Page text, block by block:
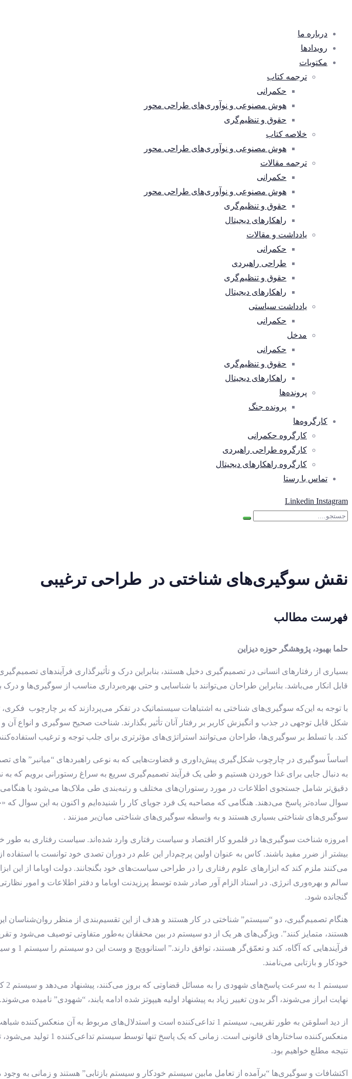
درباره ما
رویدادها
مکتوبات
ترجمه کتاب
حکمرانی
هوش مصنوعی و نوآوری‌های طراحی محور
حقوق و تنظیم‌گری
خلاصه کتاب
هوش مصنوعی و نوآوری‌های طراحی محور
ترجمه مقالات
حکمرانی
هوش مصنوعی و نوآوری‌های طراحی محور
حقوق و تنظیم‌گری
راهکارهای دیجیتال
یادداشت و مقالات
حکمرانی
طراحی راهبردی
حقوق و تنظیم‌گری
راهکارهای دیجیتال
یادداشت سیاستی
حکمرانی
مدخل
حکمرانی
حقوق و تنظیم‌گری
راهکارهای دیجیتال
پرونده‌ها
پرونده جنگ
کارگروه‌ها
کارگروه حکمرانی
کارگروه طراحی راهبردی
کارگروه راهکارهای دیجیتال
تماس با رستا
Linkedin Instagram
نقش سوگیری‌های شناختی در طراحی ترغیبی
فهرست مطالب
حلما بهبود، پژوهشگر حوزه دیزاین
بسیاری از رفتارهای انسانی در تصمیم‌گیری دخیل هستند، بنابراین درک و تأثیرگذاری فرآیندهای
قابل انکار می‌باشد. بنابراین طراحان می‌توانند با شناسایی و حتی بهره‌برداری مناسب از سوگیری‌ها و
با توجه به این‌که سوگیری‌های شناختی به اشتباهات سیستماتیک در تفکر می‌پردازند که بر چارچوب
شکل قابل توجهی در جذب و انگیزش کاربر بر رفتار آنان تأثیر بگذارند. شناخت صحیح سوگیری و انواع آن
کند. با تسلط بر سوگیری‌ها، طراحان می‌توانند استراتژی‌های مؤثرتری برای جلب توجه و ترغیب
اساساً سوگیری در چارچوب شکل‌گیری پیش‌داوری و قضاوت‌هایی که به نوعی راهبردهای “میانبر” های
به دنبال جایی برای غذا خوردن هستیم و طی یک فرآیند تصمیم‌گیری سریع به سراغ رستورانی برویم
دقیق‌تر شامل جستجوی اطلاعات در مورد رستوران‌های مختلف و رتبه‌بندی طی ملاک‌ها می‌شود یا هنگامی
سوال ساده‌تر پاسخ می‌دهند. هنگامی که مصاحبه یک فرد جویای کار را شنیده‌ایم و اکنون به این سوال که
سوگیری‌های شناختی بسیاری هستند و به واسطه سوگیری‌های شناختی میان‌بر میزنند .
امروزه شناخت سوگیری‌ها در قلمرو کار اقتصاد و سیاست رفتاری وارد شده‌اند. سیاست رفتاری به طور
بیشتر از ضرر مفید باشند. کاس به عنوان اولین پرچم‌دار این علم در دوران تصدی خود توانست با
می‌کنند ملزم کند که ابزارهای علوم رفتاری را در طراحی سیاست‌های خود بگنجانند. دولت اوباما از
سالم و بهره‌وری انرژی. در اسناد الزام آور صادر شده توسط پرزیدنت اوباما و دفتر اطلاعات و امور
گنجانده شود.
هنگام تصمیم‌گیری، دو “سیستم” شناختی در کار هستند و هدف از این تقسیم‌بندی از منظر روان‌شناسان
هستند، متمایز کنند”. ویژگی‌های هر یک از دو سیستم در بین محققان به‌طور متفاوتی توصیف می‌شود و
خودکار و بازتابی می‌نامند.
نهایت ابراز می‌شوند، اگر بدون تغییر زیاد به پیشنهاد اولیه هیپوتز شده ادامه یابند، “شهودی” نامیده می‌شوند.
نتیجه مطلع خواهیم بود.